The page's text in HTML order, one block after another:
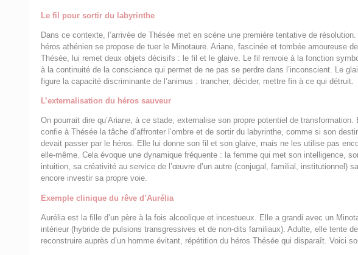
Le fil pour sortir du labyrinthe
Dans ce contexte, l’arrivée de Thésée met en scène une première tentative de résolution.
héros athénien se propose de tuer le Minotaure. Ariane, fascinée et tombée amoureuse de
Thésée, lui remet deux objets décisifs : le fil et le glaive. Le fil renvoie à la fonction
à la continuité de la conscience qui permet de ne pas se perdre dans l’inconscient. Le
figure la capacité discriminante de l’animus : trancher, décider, mettre fin à ce qui détruit.
L’externalisation du héros sauveur
On pourrait dire qu’Ariane, à ce stade, externalise son propre potentiel de transformation.
confie à Thésée la tâche d’affronter l’ombre et de sortir du labyrinthe, comme si son
devait passer par le héros. Elle lui donne son fil et son glaive, mais ne les utilise pas
elle‑même. Cela évoque une dynamique fréquente : la femme qui met son intelligence,
intuition, sa créativité au service de l’œuvre d’un autre (conjugal, familial, institutionnel)
encore investir sa propre voie.
Exemple clinique du rêve d’Aurélia
Aurélia est la fille d’un père à la fois alcoolique et incestueux. Elle a grandi avec un
intérieur (hybride de pulsions transgressives et de non-dits familiaux). Adulte, elle tente
reconstruire auprès d’un homme évitant, répétition du héros Thésée qui disparaît. Voici